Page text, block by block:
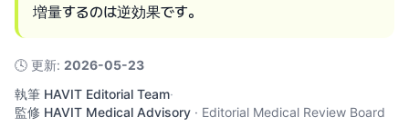
増量するのは逆効果です。
🕓 更新: 2026-05-23
執筆 HAVIT Editorial Team·
監修 HAVIT Medical Advisory · Editorial Medical Review Board